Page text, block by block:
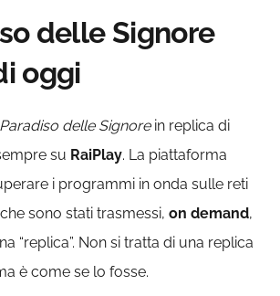
delle Signore
oggi
delle Signorein replica di
su RaiPlay. La piattaforma
i programmi in onda sulle reti
sono stati trasmessi, on demand,
“replica”. Non si tratta di una replica
è come se lo fosse.